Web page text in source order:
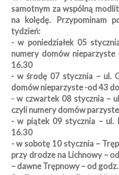
samotnym za wspólną
na kolędę. Przypominam
tydzień:
- w poniedziałek 05
numery domów
16.30
- w środę 07 stycznia – ul.
domów nieparzyste -od 43
- w czwartek 08 stycznia –
czyli numery domów
- w piątek 09 stycznia – ul.
16.30
- w sobotę 10 stycznia –
przy drodze na Lichnowy –
– dawne Trępnowy – od